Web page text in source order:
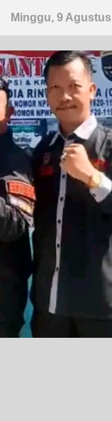
Minggu, 9